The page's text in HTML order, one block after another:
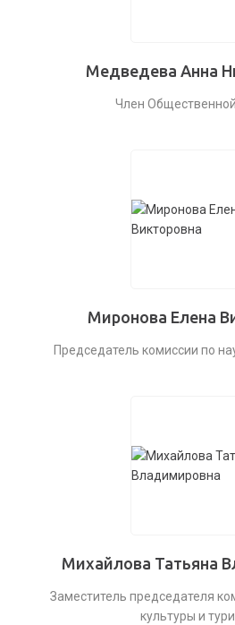
Медведева Анна
Член
Миронова Елена
Председатель комиссии по
Михайлова Татьяна
Заместитель председателя
культуры и